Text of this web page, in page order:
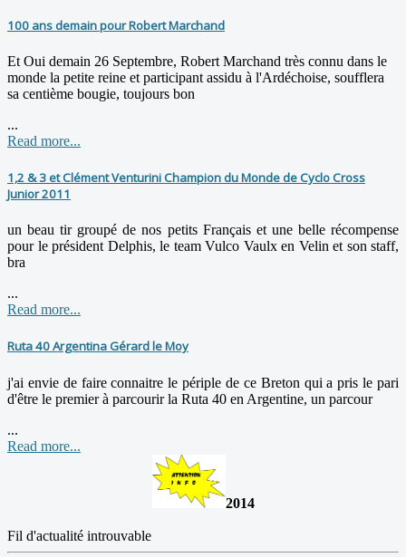
100 ans demain pour Robert Marchand
Et Oui demain 26 Septembre, Robert Marchand très connu dans le
monde la petite reine et participant assidu à l'Ardéchoise, soufflera
sa centième bougie, toujours bon
...
Read more...
1,2 & 3 et Clément Venturini Champion du Monde de Cyclo Cross
Junior 2011
un beau tir groupé de nos petits Français et une belle récompense
pour le président Delphis, le team Vulco Vaulx en Velin et son staff,
bra
...
Read more...
Ruta 40 Argentina Gérard le Moy
j'ai envie de faire connaitre le périple de ce Breton qui a pris le pari
d'être le premier à parcourir la Ruta 40 en Argentine, un parcour
...
Read more...
2014
Fil d'actualité introuvable